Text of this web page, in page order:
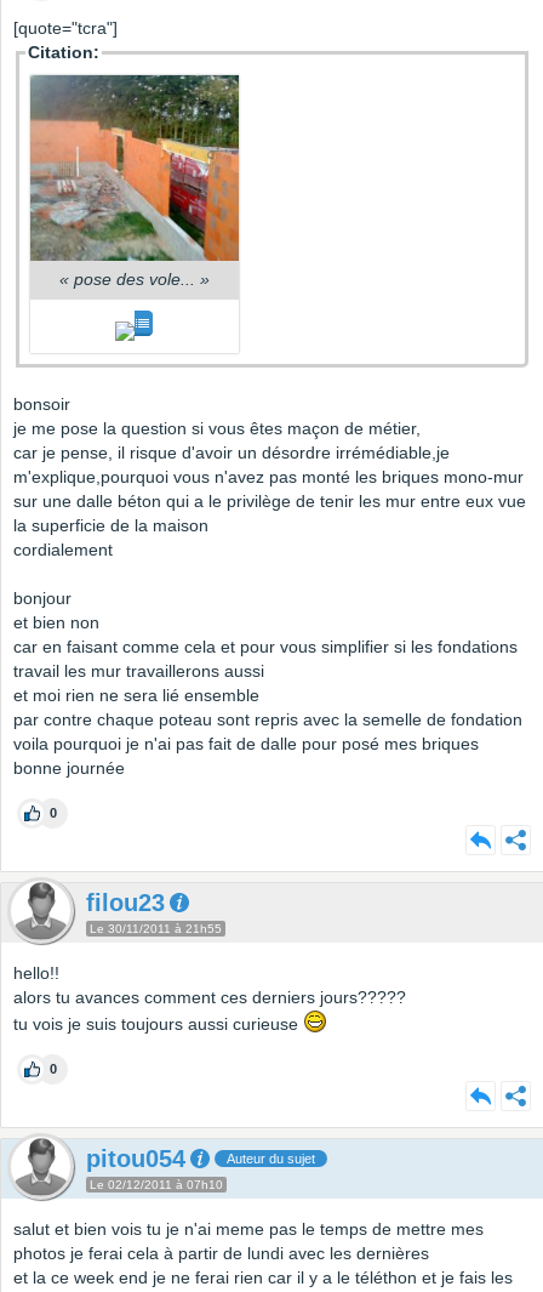
[quote="tcra"]
Citation:
« pose des vole... »
bonsoir
je me pose la question si vous êtes maçon de métier,
car je pense, il risque d'avoir un désordre irrémédiable,je
m'explique,pourquoi vous n'avez pas monté les briques mono-mur
sur une dalle béton qui a le privilège de tenir les mur entre eux vue
la superficie de la maison
cordialement
bonjour
et bien non
car en faisant comme cela et pour vous simplifier si les fondations
travail les mur travaillerons aussi
et moi rien ne sera lié ensemble
par contre chaque poteau sont repris avec la semelle de fondation
voila pourquoi je n'ai pas fait de dalle pour posé mes briques
bonne journée
0
filou23
Le 30/11/2011 à 21h55
hello!!
alors tu avances comment ces derniers jours?????
tu vois je suis toujours aussi curieuse
0
pitou054 Auteur du sujet
Le 02/12/2011 à 07h10
salut et bien vois tu je n'ai meme pas le temps de mettre mes
photos je ferai cela à partir de lundi avec les dernières
et la ce week end je ne ferai rien car il y a le téléthon et je fais les